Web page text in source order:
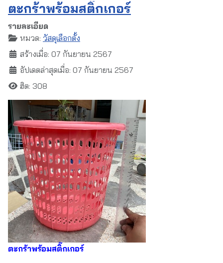
ตะกร้าพร้อมสติ๊กเกอร์
รายละเอียด
หมวด: วัสดุเลือกตั้ง
สร้างเมื่อ: 07 กันยายน 2567
อัปเดตล่าสุดเมื่อ: 07 กันยายน 2567
ฮิต: 308
ตะกร้าพร้อมสติ๊กเกอร์